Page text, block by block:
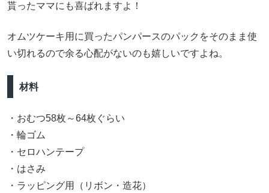
貰ったママにも喜ばれますよ！
オムツケーキ用に買ったパンパースのパックをそのまま使
い切れるので余る心配がないのも嬉しいですよね。
材料
・おむつ58枚～64枚ぐらい
・輪ゴム
・セロハンテープ
・はさみ
・ラッピング用（リボン・造花）